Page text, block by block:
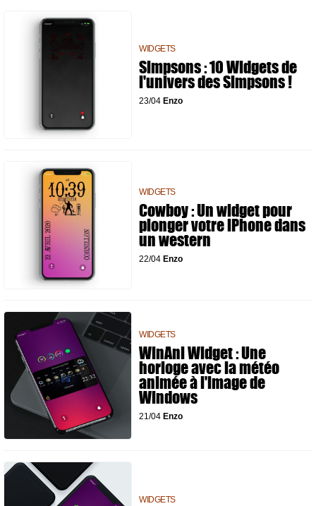
WIDGETS
Simpsons : 10 Widgets de
l'univers des Simpsons !
23/04 Enzo
WIDGETS
Cowboy : Un widget pour
plonger votre iPhone dans
un western
22/04 Enzo
WIDGETS
WinAni Widget : Une
horloge avec la météo
animée à l'image de
Windows
21/04 Enzo
WIDGETS